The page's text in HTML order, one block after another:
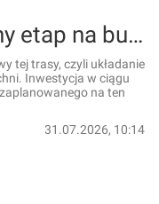
Świętokrzyskie: Ważny etap na budowie obwodnicy Morawicy i Woli Morawskiej pod Kielcami, w ciągu DK73 [FILM]
tej trasy, czyli układanie
Inwestycja w ciągu
na ten
31.07.2026, 10:14